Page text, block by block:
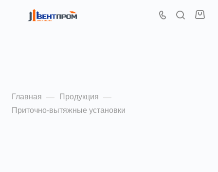
Главная — Продукция —
Приточно-вытяжные установки